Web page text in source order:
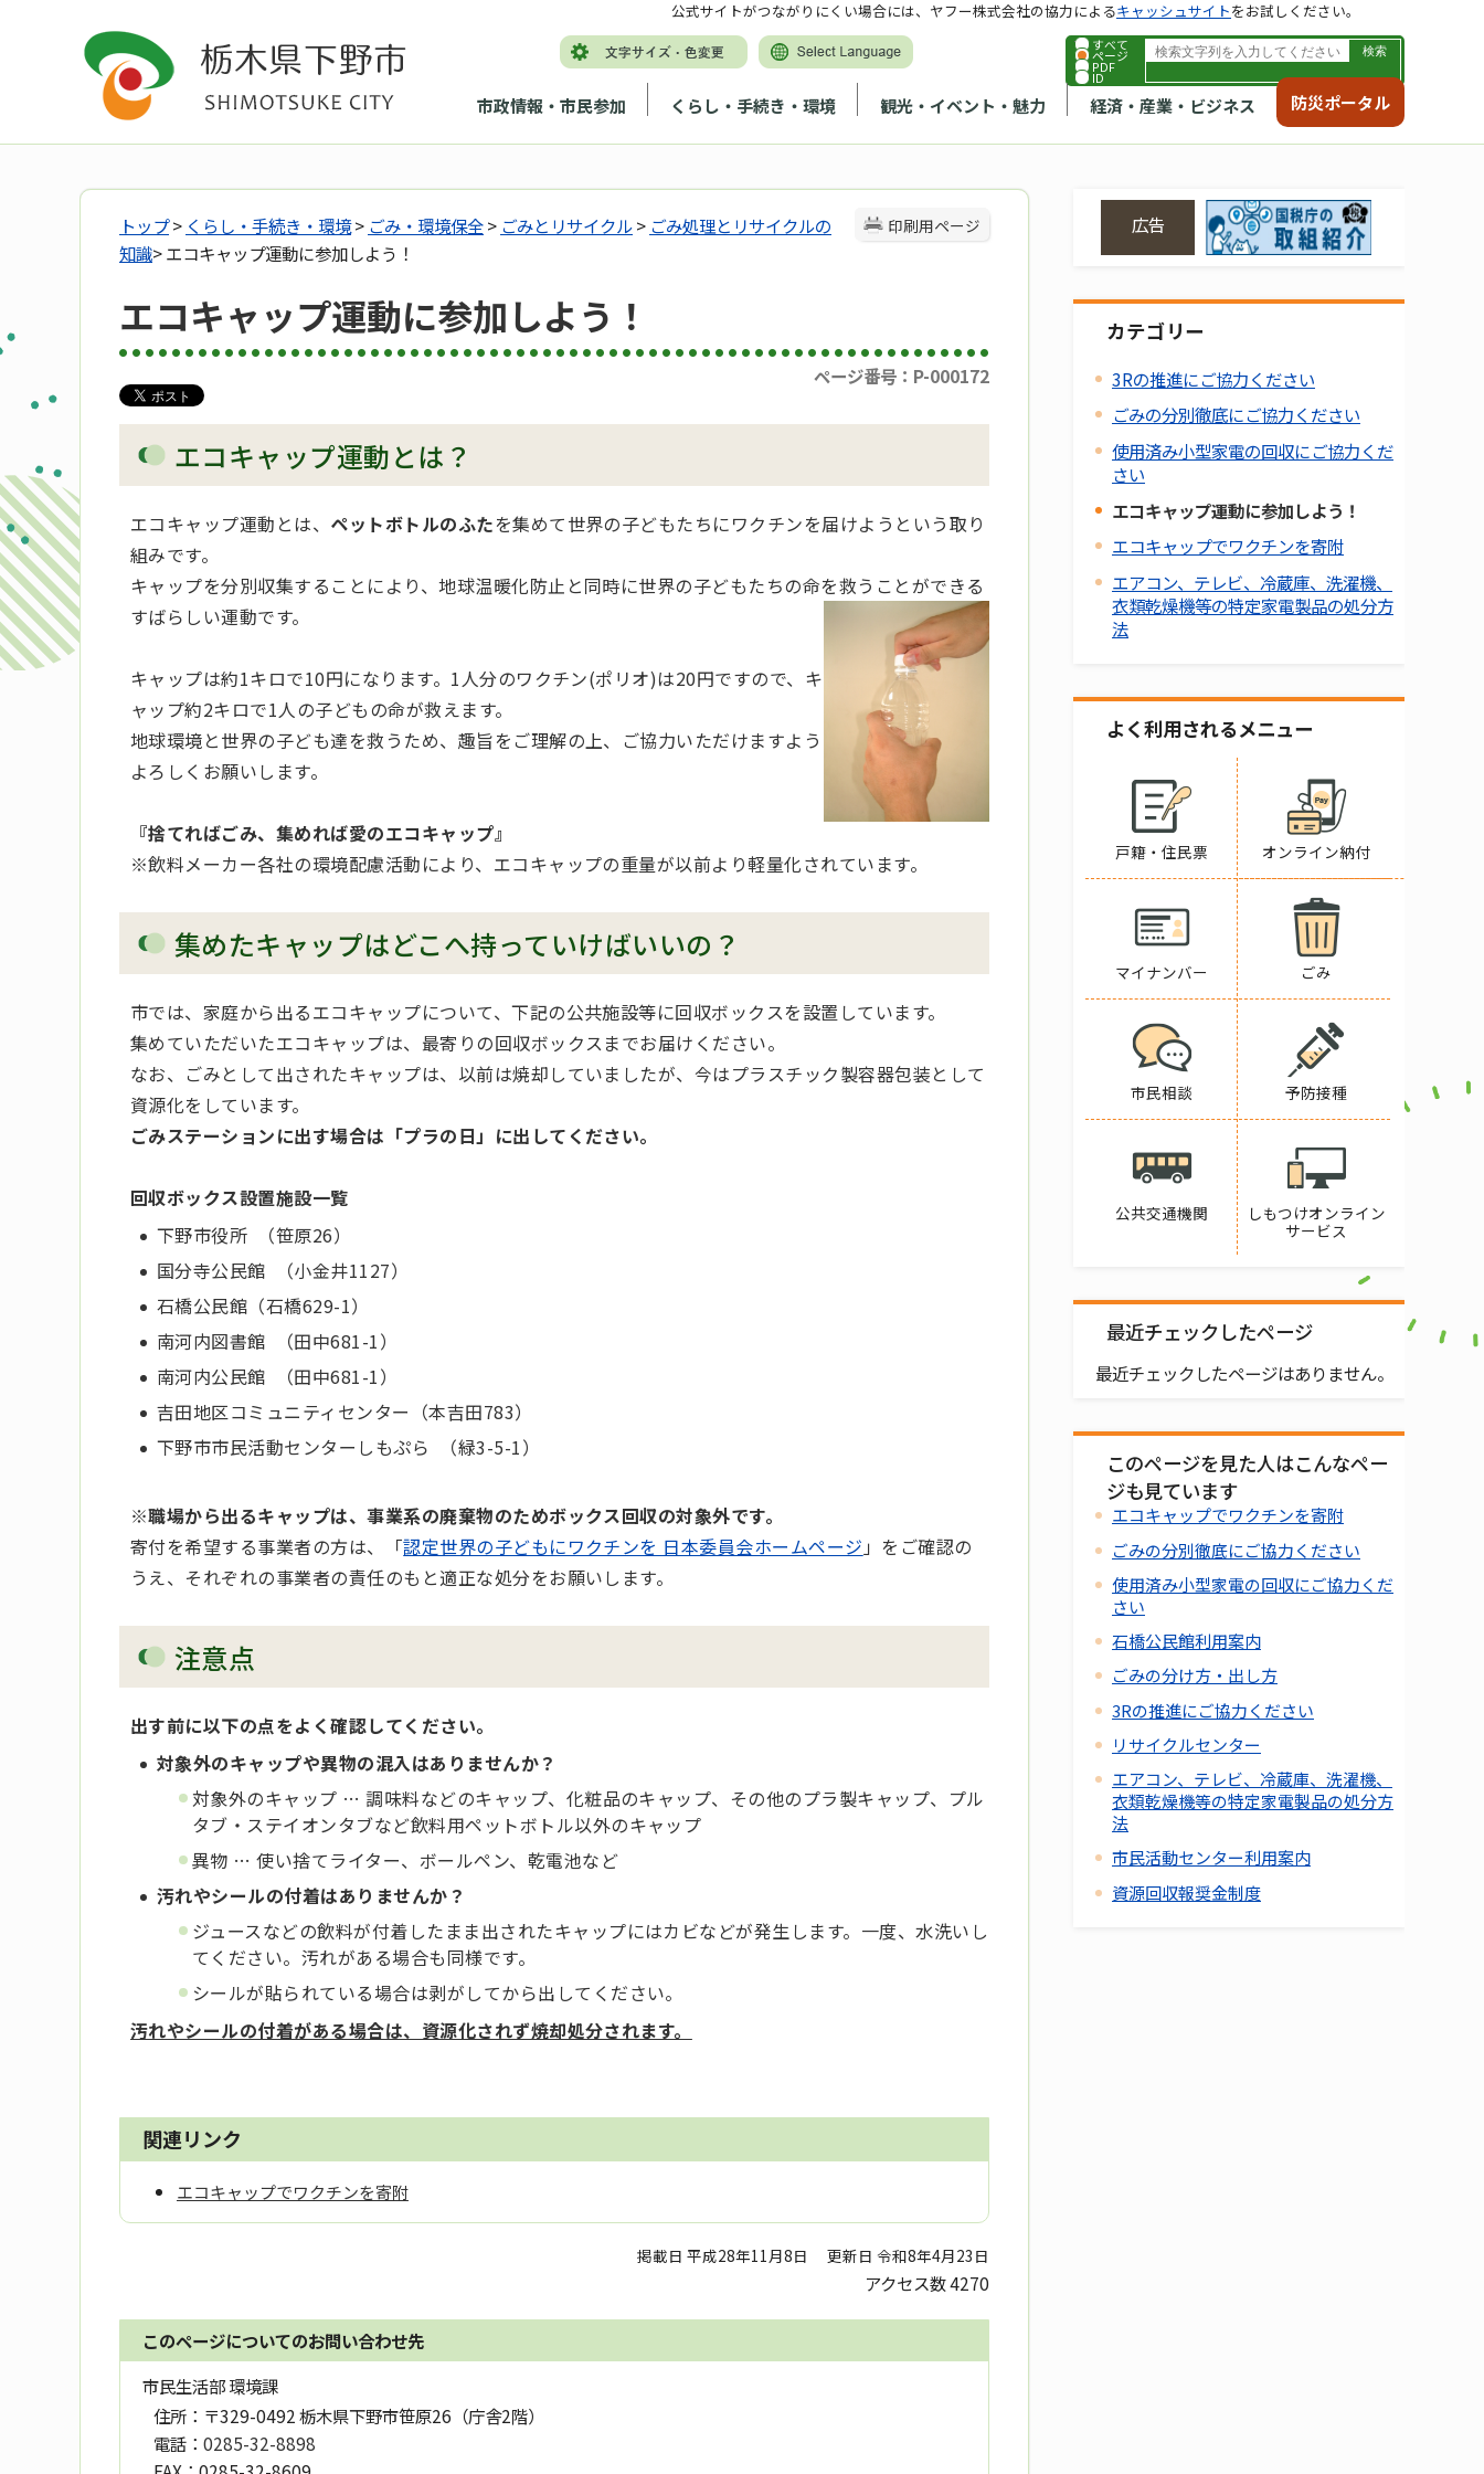
すべて
ページ
PDF
ID
市政情報・市民参加 くらし・手続き・環境 観光・イベント・魅力 経済・産業・ビジネス 防災ポータル
公式サイトがつながりにくい場合には、ヤフー株式会社の協力によるキャッシュサイトをお試しください。
印刷用ページ
トップ> くらし・手続き・環境> ごみ・環境保全> ごみとリサイクル> ごみ処理とリサイクルの
知識> エコキャップ運動に参加しよう！
エコキャップ運動に参加しよう！
ページ番号：P-000172
エコキャップ運動とは？
エコキャップ運動とは、 ペットボトルのふたを集めて世界の子どもたちにワクチンを届けようという取り
組みです。
キャップを分別収集することにより、地球温暖化防止と同時に世界の子どもたちの命を救うことができる
すばらしい運動です。
キャップは約1キロで10円になります。1人分のワクチン(ポリオ)は20円ですので、キ
ャップ約2キロで1人の子どもの命が救えます。
地球環境と世界の子ども達を救うため、趣旨をご理解の上、ご協力いただけますよう
よろしくお願いします。
『捨てればごみ、集めれば愛のエコキャップ』
※飲料メーカー各社の環境配慮活動により、エコキャップの重量が以前より軽量化されています。
集めたキャップはどこへ持っていけばいいの？
市では、家庭から出るエコキャップについて、下記の公共施設等に回収ボックスを設置しています。
集めていただいたエコキャップは、最寄りの回収ボックスまでお届けください。
なお、ごみとして出されたキャップは、以前は焼却していましたが、今はプラスチック製容器包装として
資源化をしています。
ごみステーションに出す場合は「プラの日」に出してください。
回収ボックス設置施設一覧
下野市役所 （笹原26）
国分寺公民館 （小金井1127）
石橋公民館（石橋629-1）
南河内図書館 （田中681-1）
南河内公民館 （田中681-1）
吉田地区コミュニティセンター（本吉田783）
下野市市民活動センターしもぷら （緑3-5-1）
※職場から出るキャップは、事業系の廃棄物のためボックス回収の対象外です。
寄付を希望する事業者の方は、「認定世界の子どもにワクチンを 日本委員会ホームページ 」をご確認の
うえ、それぞれの事業者の責任のもと適正な処分をお願いします。
注意点
出す前に以下の点をよく確認してください。
対象外のキャップや異物の混入はありませんか？
対象外のキャップ … 調味料などのキャップ、化粧品のキャップ、その他のプラ製キャップ、プル
タブ・ステイオンタブなど飲料用ペットボトル以外のキャップ
異物 … 使い捨てライター、ボールペン、乾電池など
汚れやシールの付着はありませんか？
ジュースなどの飲料が付着したまま出されたキャップにはカビなどが発生します。一度、水洗いし
てください。汚れがある場合も同様です。
シールが貼られている場合は剥がしてから出してください。
汚れやシールの付着がある場合は、資源化されず焼却処分されます。
関連リンク
エコキャップでワクチンを寄附
掲載日 平成28年11月8日 更新日 令和8年4月23日
アクセス数4270
このページについてのお問い合わせ先
市民生活部 環境課
住所： 〒329-0492 栃木県下野市笹原26（庁舎2階）
電話： 0285-32-8898
広告
カテゴリー
3Rの推進にご協力ください
ごみの分別徹底にご協力ください
使用済み小型家電の回収にご協力くだ
さい
エコキャップ運動に参加しよう！
エコキャップでワクチンを寄附
エアコン、テレビ、冷蔵庫、洗濯機、
衣類乾燥機等の特定家電製品の処分方
法
よく利用されるメニュー
戸籍・住民票 オンライン納付
マイナンバー ごみ
市民相談 予防接種
公共交通機関
しもつけオンライン
サービス
最近チェックしたページ
最近チェックしたページはありません。
このページを見た人はこんなペー
ジも見ています
エコキャップでワクチンを寄附
ごみの分別徹底にご協力ください
使用済み小型家電の回収にご協力くだ
さい
石橋公民館利用案内
ごみの分け方・出し方
3Rの推進にご協力ください
リサイクルセンター
エアコン、テレビ、冷蔵庫、洗濯機、
衣類乾燥機等の特定家電製品の処分方
法
市民活動センター利用案内
資源回収報奨金制度